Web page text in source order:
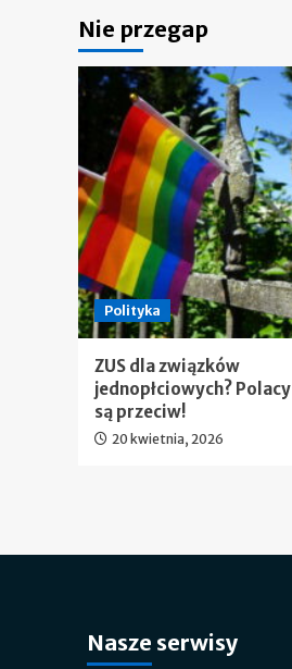
Nie przegap
Polityka
ZUS dla związków
jednopłciowych? Polacy
są przeciw!
20 kwietnia, 2026
Nasze serwisy